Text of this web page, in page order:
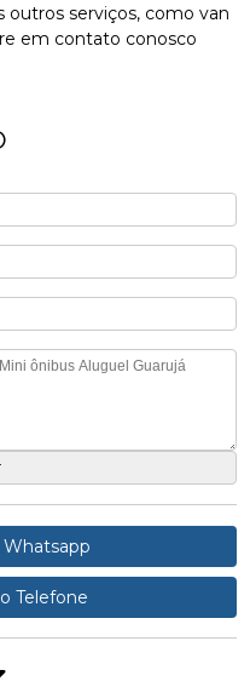
serviços, como van
em contato conosco
Telefone